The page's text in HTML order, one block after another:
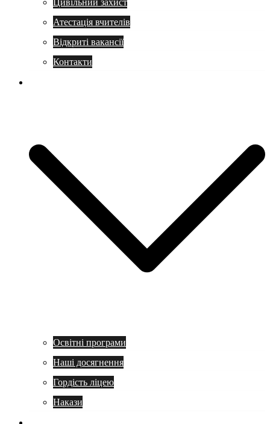
Цивільний захист
Атестація вчителів
Відкриті вакансії
Контакти
Освітні програми
Наші досягнення
Гордість ліцею
Накази